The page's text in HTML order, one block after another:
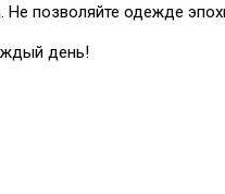
позволяйте одежде
день!